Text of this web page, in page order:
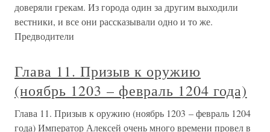
доверяли грекам. Из города один за другим выходили
вестники, и все они рассказывали одно и то же.
Предводители
Глава 11. Призыв к оружию
(ноябрь 1203 – февраль 1204 года)
Глава 11. Призыв к оружию (ноябрь 1203 – февраль 1204
года) Император Алексей очень много времени провел в